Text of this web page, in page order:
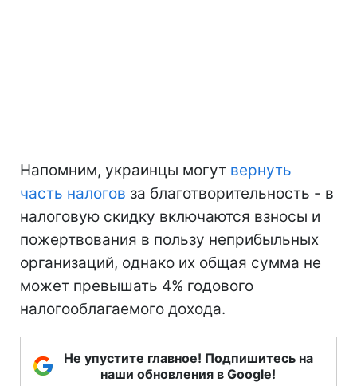
Напомним, украинцы могут вернуть
часть налогов за благотворительность - в
налоговую скидку включаются взносы и
пожертвования в пользу неприбыльных
организаций, однако их общая сумма не
может превышать 4% годового
налогооблагаемого дохода.
Не упустите главное! Подпишитесь на
наши обновления в Google!